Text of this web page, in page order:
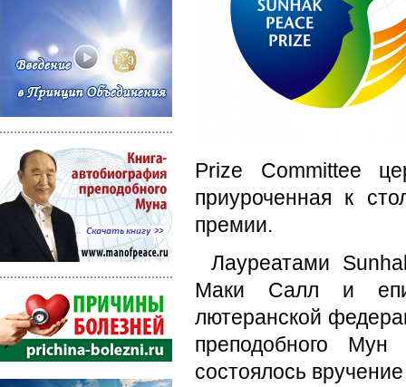
Prize Committee
приуроченная к
премии.
Лауреатами
Маки Салл и
лютеранской
преподобного
состоялось